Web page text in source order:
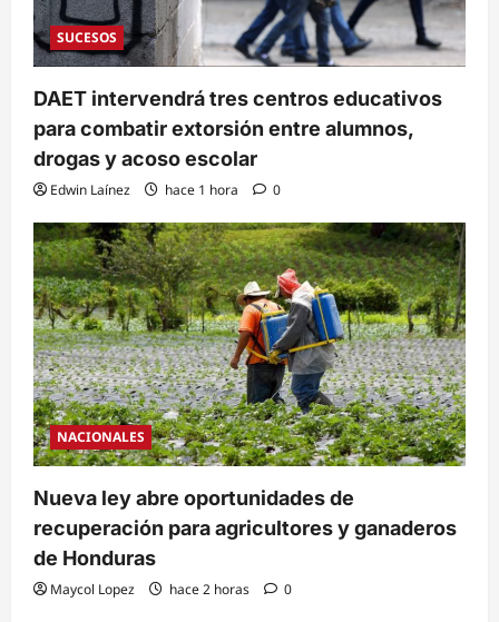
SUCESOS
DAET intervendrá tres centros educativos
para combatir extorsión entre alumnos,
drogas y acoso escolar
Edwin Laínez hace 1 hora 0
NACIONALES
Nueva ley abre oportunidades de
recuperación para agricultores y ganaderos
de Honduras
Maycol Lopez hace 2 horas 0